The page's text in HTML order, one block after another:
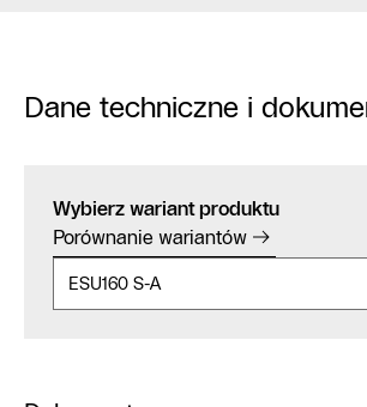
Dane techniczne i
Wybierz wariant produktu
Porównanie wariantów